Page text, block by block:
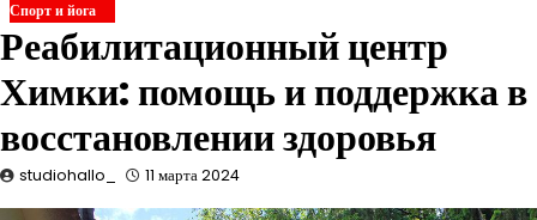
Спорт и йога
Реабилитационный центр
Химки: помощь и поддержка в
восстановлении здоровья
studiohallo_ 11 марта 2024